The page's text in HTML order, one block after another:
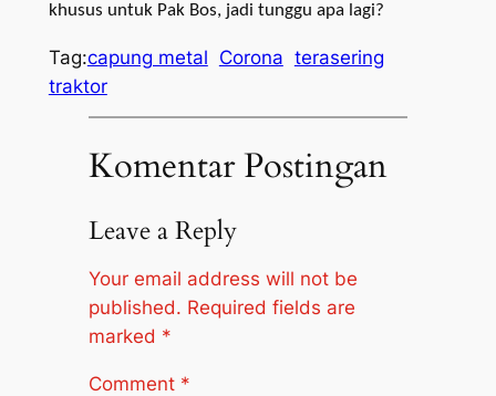
khusus untuk Pak Bos, jadi tunggu apa lagi?
Tag:capung metal Corona terasering
traktor
Komentar Postingan
Leave a Reply
Your email address will not be
published. Required fields are
marked *
Comment *